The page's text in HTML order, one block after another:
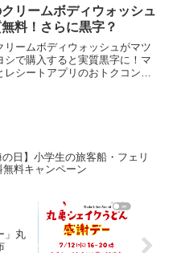
65％還元！付与上限：300ポイン
リームボディウォッシュ
料！さらに黒字？
リームボディウォッシュがマツ
シで購入すると実質黒字に！マ
レシートアプリのおトクコンボ
の日】小学生の旅客船・フェリ
無料キャンペーン
」丸